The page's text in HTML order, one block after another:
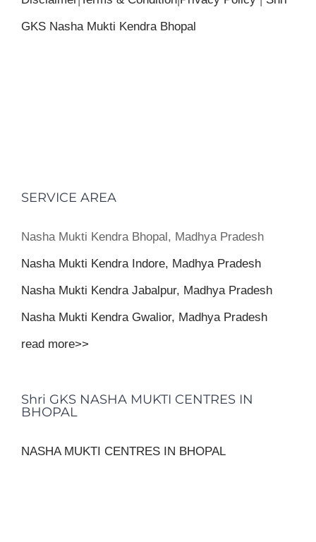
GKS Nasha Mukti Kendra Bhopal
SERVICE AREA
Nasha Mukti Kendra Bhopal, Madhya Pradesh
Nasha Mukti Kendra Indore, Madhya Pradesh
Nasha Mukti Kendra Jabalpur, Madhya Pradesh
Nasha Mukti Kendra Gwalior, Madhya Pradesh
read more>>
Shri GKS NASHA MUKTI CENTRES IN
BHOPAL
NASHA MUKTI CENTRES IN BHOPAL